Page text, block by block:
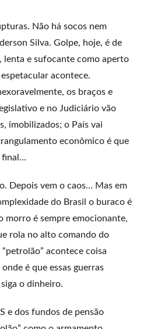
Não há socos nem
Silva. Golpe, hoje, é de
lenta e sufocante como aperto
acontece.
os braços e
e no Judiciário vão
imobilizados; o País vai
econômico é que
final…
Depois vem o caos… Mas em
do Brasil o buraco é
morro é sempre emocionante,
rola no alto comando do
acontece coisa
é que essas guerras
o dinheiro.
e dos fundos de pensão